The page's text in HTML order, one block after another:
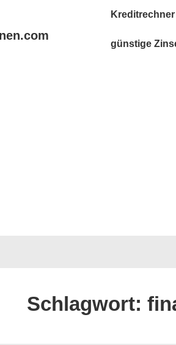
Main
Kreditrechner
günstige
Schlagwort: